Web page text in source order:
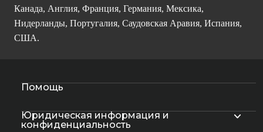
Канада, Англия, Франция, Германия, Мексика,
Нидерланды, Португалия, Саудовская Аравия, Испания,
США.
Помощь
Юридическая информация и
конфиденциальность